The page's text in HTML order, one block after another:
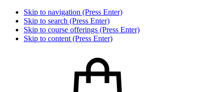
Skip to navigation (Press Enter)
Skip to search (Press Enter)
Skip to course offerings (Press Enter)
Skip to content (Press Enter)